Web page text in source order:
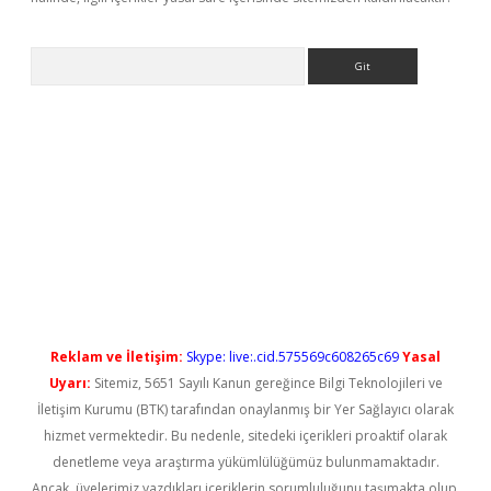
Reklam ve İletişim: Skype: live:.cid.575569c608265c69Yasal
Uyarı: Sitemiz, 5651 Sayılı Kanun gereğince Bilgi Teknolojileri ve
İletişim Kurumu (BTK) tarafından onaylanmış bir Yer Sağlayıcı olarak
hizmet vermektedir. Bu nedenle, sitedeki içerikleri proaktif olarak
denetleme veya araştırma yükümlülüğümüz bulunmamaktadır.